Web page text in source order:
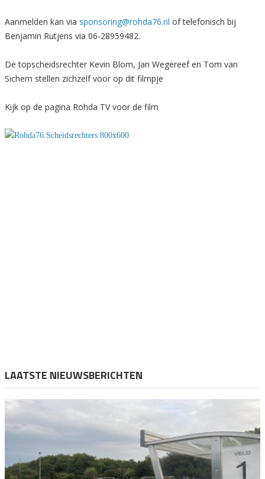
Aanmelden kan via sponsoring@rohda76.nl of telefonisch bij
Benjamin Rutjens via 06-28959482.
De topscheidsrechter Kevin Blom, Jan Wegereef en Tom van
Sichem stellen zichzelf voor op dit filmpje
Kijk op de pagina Rohda TV voor de film
LAATSTE NIEUWSBERICHTEN